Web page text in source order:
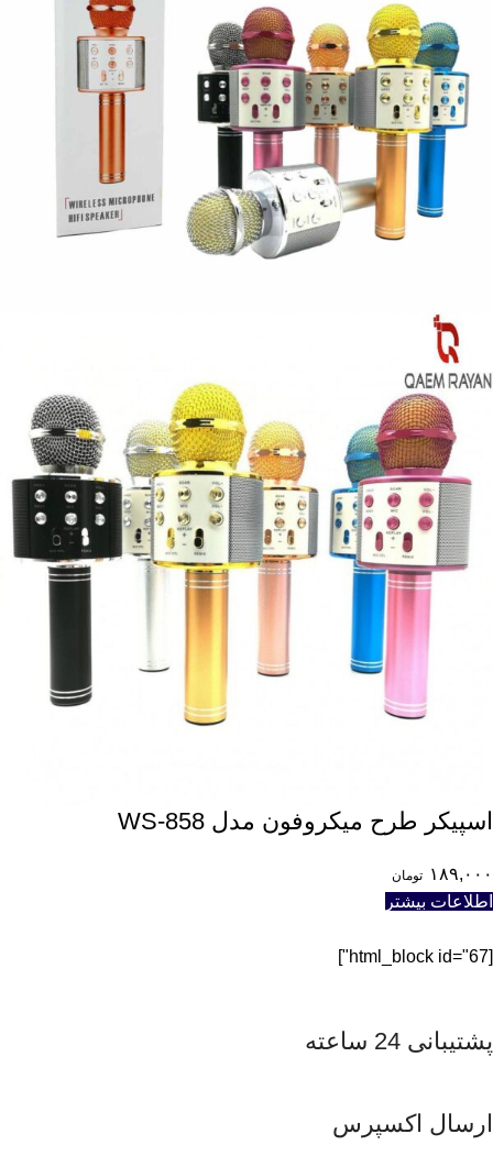
اسپیکر طرح میکروفون مدل WS-858
۱۸۹,۰۰۰ تومان
اطلاعات بیشتر
[html_block id="67"]
پشتیبانی 24 ساعته
ارسال اکسپرس